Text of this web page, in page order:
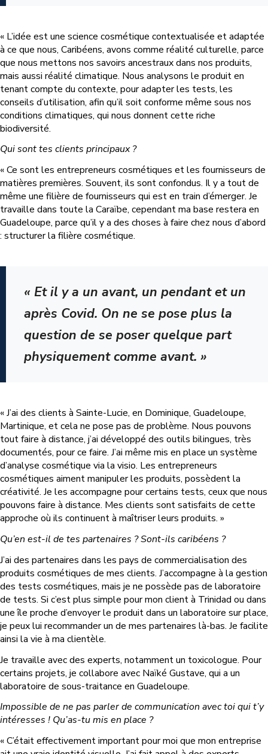
« L’idée est une science cosmétique contextualisée et adaptée
à ce que nous, Caribéens, avons comme réalité culturelle, parce
que nous mettons nos savoirs ancestraux dans nos produits,
mais aussi réalité climatique. Nous analysons le produit en
tenant compte du contexte, pour adapter les tests, les
conseils d’utilisation, afin qu’il soit conforme même sous nos
conditions climatiques, qui nous donnent cette riche
biodiversité.
Qui sont tes clients principaux ?
« Ce sont les entrepreneurs cosmétiques et les fournisseurs de
matières premières. Souvent, ils sont confondus. Il y a tout de
même une filière de fournisseurs qui est en train d’émerger. Je
travaille dans toute la Caraïbe, cependant ma base restera en
Guadeloupe, parce qu’il y a des choses à faire chez nous d’abord
: structurer la filière cosmétique.
« Et il y a un avant, un pendant et un
après Covid. On ne se pose plus la
question de se poser quelque part
physiquement comme avant. »
« J’ai des clients à Sainte-Lucie, en Dominique, Guadeloupe,
Martinique, et cela ne pose pas de problème. Nous pouvons
tout faire à distance, j’ai développé des outils bilingues, très
documentés, pour ce faire. J’ai même mis en place un système
d’analyse cosmétique via la visio. Les entrepreneurs
cosmétiques aiment manipuler les produits, possèdent la
créativité. Je les accompagne pour certains tests, ceux que nous
pouvons faire à distance. Mes clients sont satisfaits de cette
approche où ils continuent à maîtriser leurs produits. »
Qu’en est-il de tes partenaires ? Sont-ils caribéens ?
J’ai des partenaires dans les pays de commercialisation des
produits cosmétiques de mes clients. J’accompagne à la gestion
des tests cosmétiques, mais je ne possède pas de laboratoire
de tests. Si c’est plus simple pour mon client à Trinidad ou dans
une île proche d’envoyer le produit dans un laboratoire sur place,
je peux lui recommander un de mes partenaires là-bas. Je facilite
ainsi la vie à ma clientèle.
Je travaille avec des experts, notamment un toxicologue. Pour
certains projets, je collabore avec Naïké Gustave, qui a un
laboratoire de sous-traitance en Guadeloupe.
Impossible de ne pas parler de communication avec toi qui t’y
intéresses ! Qu’as-tu mis en place ?
« C’était effectivement important pour moi que mon entreprise